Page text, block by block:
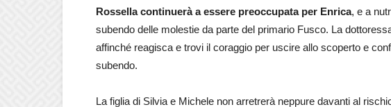
Rossella continuerà a essere preoccupata per Enrica, e a
subendo delle molestie da parte del primario Fusco. La
affinché reagisca e trovi il coraggio per uscire allo scoperto e
subendo.
La figlia di Silvia e Michele non arretrerà neppure davanti al